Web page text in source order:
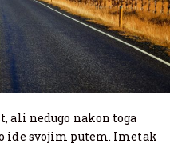
ali nedugo nakon toga
ide svojim putem. Imetak